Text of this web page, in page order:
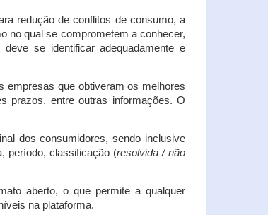
redução de conflitos de consumo, a
no qual se comprometem a conhecer,
se identificar adequadamente e
empresas que obtiveram os melhores
prazos, entre outras informações. O
dos consumidores, sendo inclusive
período, classificação (resolvida / não
aberto, o que permite a qualquer
na plataforma.